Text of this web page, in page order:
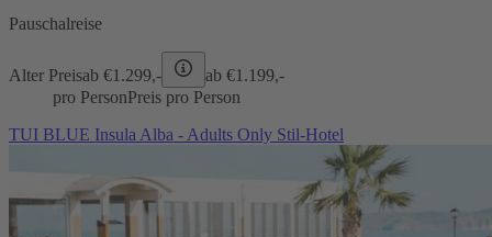
Pauschalreise
Alter Preisab €1.299,- ab €1.199,-
pro PersonPreis pro Person
TUI BLUE Insula Alba - Adults Only Stil-Hotel